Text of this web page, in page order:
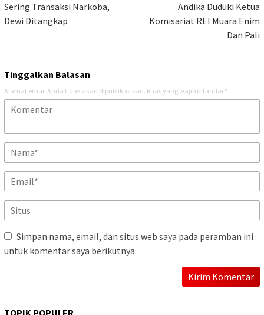
pos
Sering Transaksi Narkoba,
Dewi Ditangkap
Andika Duduki Ketua
Komisariat REI Muara Enim
Dan Pali
Tinggalkan Balasan
Alamat email Anda tidak akan dipublikasikan. Ruas yang wajib ditandai *
Simpan nama, email, dan situs web saya pada peramban ini
untuk komentar saya berikutnya.